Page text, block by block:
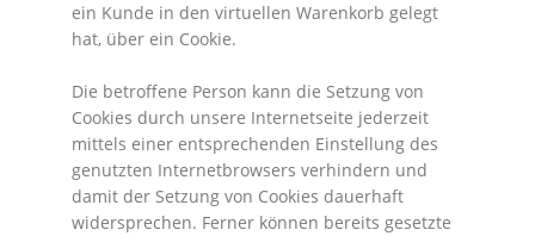
ein Kunde in den virtuellen Warenkorb gelegt
hat, über ein Cookie.
Die betroffene Person kann die Setzung von
Cookies durch unsere Internetseite jederzeit
mittels einer entsprechenden Einstellung des
genutzten Internetbrowsers verhindern und
damit der Setzung von Cookies dauerhaft
widersprechen. Ferner können bereits gesetzte